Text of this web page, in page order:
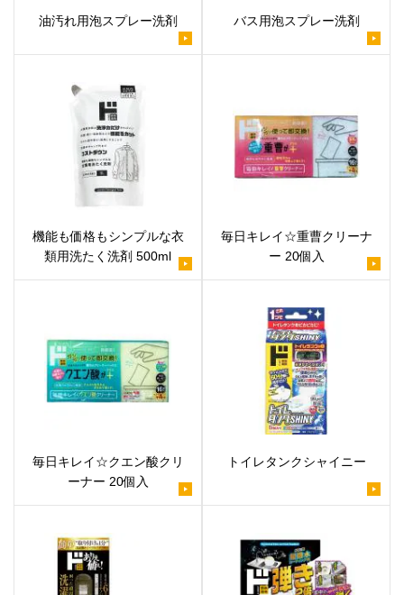
油汚れ用泡スプレー洗剤 バス用泡スプレー洗剤
機能も価格もシンプルな衣
類用洗たく洗剤 500ml
毎日キレイ☆重曹クリーナ
ー 20個入
毎日キレイ☆クエン酸クリ
ーナー 20個入
トイレタンクシャイニー